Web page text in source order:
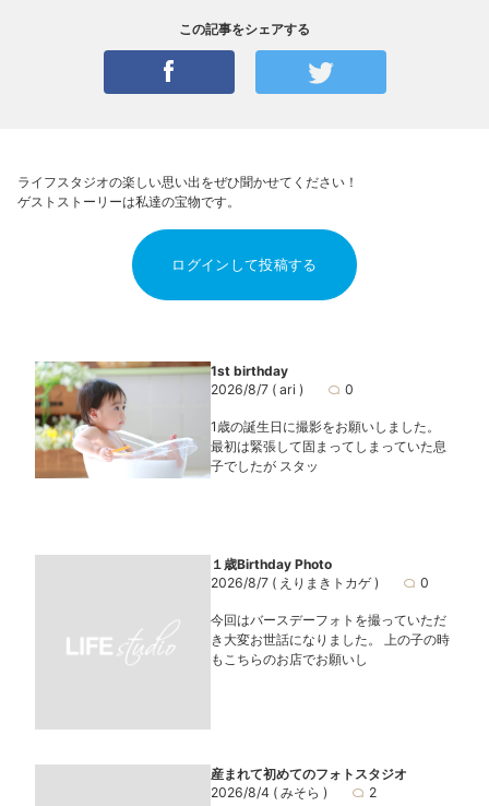
この記事をシェアする
ライフスタジオの楽しい思い出をぜひ聞かせてください！
ゲストストーリーは私達の宝物です。
ログインして投稿する
1st birthday
2026/8/7 ( ari ) 0
1歳の誕生日に撮影をお願いしました。
最初は緊張して固まってしまっていた息
子でしたが スタッ
１歳Birthday Photo
2026/8/7 ( えりまきトカゲ ) 0
今回はバースデーフォトを撮っていただ
き大変お世話になりました。 上の子の時
もこちらのお店でお願いし
産まれて初めてのフォトスタジオ
2026/8/4 ( みそら ) 2